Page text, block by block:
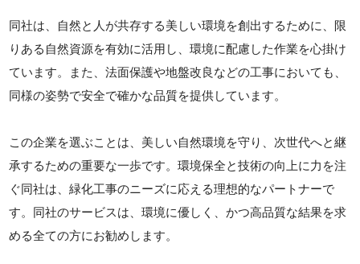
同社は、自然と人が共存する美しい環境を創出するために、限
りある自然資源を有効に活用し、環境に配慮した作業を心掛け
ています。また、法面保護や地盤改良などの工事においても、
同様の姿勢で安全で確かな品質を提供しています。
この企業を選ぶことは、美しい自然環境を守り、次世代へと継
承するための重要な一歩です。環境保全と技術の向上に力を注
ぐ同社は、緑化工事のニーズに応える理想的なパートナーで
す。同社のサービスは、環境に優しく、かつ高品質な結果を求
める全ての方にお勧めします。